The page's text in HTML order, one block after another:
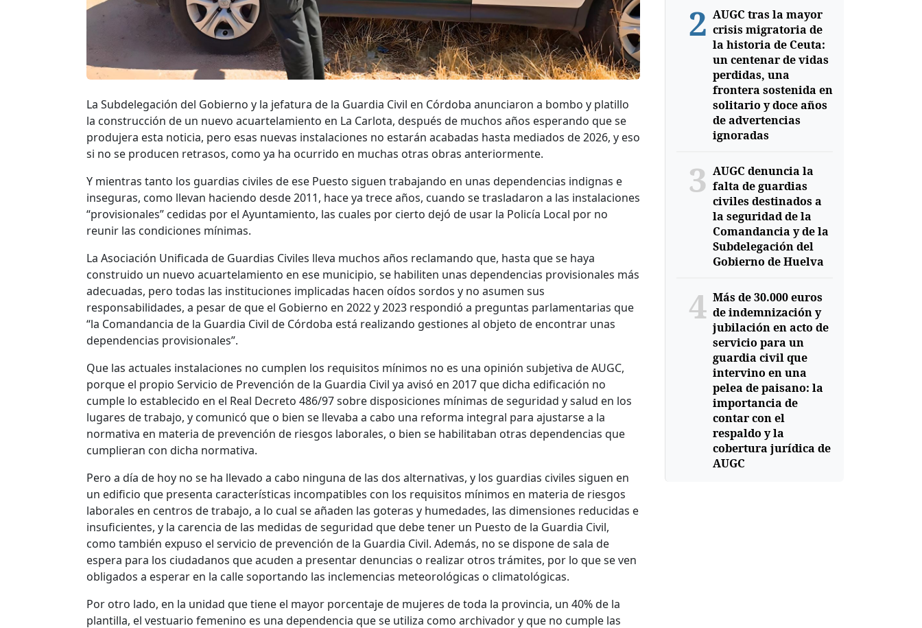
La Subdelegación del Gobierno y la jefatura de la Guardia Civil en Córdoba anunciaron a bombo y platillo
la construcción de un nuevo acuartelamiento en La Carlota, después de muchos años esperando que se
produjera esta noticia, pero esas nuevas instalaciones no estarán acabadas hasta mediados de 2026, y eso
si no se producen retrasos, como ya ha ocurrido en muchas otras obras anteriormente.
Y mientras tanto los guardias civiles de ese Puesto siguen trabajando en unas dependencias indignas e
inseguras, como llevan haciendo desde 2011, hace ya trece años, cuando se trasladaron a las instalaciones
“provisionales” cedidas por el Ayuntamiento, las cuales por cierto dejó de usar la Policía Local por no
reunir las condiciones mínimas.
La Asociación Unificada de Guardias Civiles lleva muchos años reclamando que, hasta que se haya
construido un nuevo acuartelamiento en ese municipio, se habiliten unas dependencias provisionales más
adecuadas, pero todas las instituciones implicadas hacen oídos sordos y no asumen sus
responsabilidades, a pesar de que el Gobierno en 2022 y 2023 respondió a preguntas parlamentarias que
“la Comandancia de la Guardia Civil de Córdoba está realizando gestiones al objeto de encontrar unas
dependencias provisionales”.
Que las actuales instalaciones no cumplen los requisitos mínimos no es una opinión subjetiva de AUGC,
porque el propio Servicio de Prevención de la Guardia Civil ya avisó en 2017 que dicha edificación no
cumple lo establecido en el Real Decreto 486/97 sobre disposiciones mínimas de seguridad y salud en los
lugares de trabajo, y comunicó que o bien se llevaba a cabo una reforma integral para ajustarse a la
normativa en materia de prevención de riesgos laborales, o bien se habilitaban otras dependencias que
cumplieran con dicha normativa.
Pero a día de hoy no se ha llevado a cabo ninguna de las dos alternativas, y los guardias civiles siguen en
un edificio que presenta características incompatibles con los requisitos mínimos en materia de riesgos
laborales en centros de trabajo, a lo cual se añaden las goteras y humedades, las dimensiones reducidas e
insuficientes, y la carencia de las medidas de seguridad que debe tener un Puesto de la Guardia Civil,
como también expuso el servicio de prevención de la Guardia Civil. Además, no se dispone de sala de
espera para los ciudadanos que acuden a presentar denuncias o realizar otros trámites, por lo que se ven
obligados a esperar en la calle soportando las inclemencias meteorológicas o climatológicas.
Por otro lado, en la unidad que tiene el mayor porcentaje de mujeres de toda la provincia, un 40% de la
plantilla, el vestuario femenino es una dependencia que se utiliza como archivador y que no cumple las
2 AUGC tras la mayor
crisis migratoria de
la historia de Ceuta:
un centenar de vidas
perdidas, una
frontera sostenida en
solitario y doce años
de advertencias
ignoradas
3 AUGC denuncia la
falta de guardias
civiles destinados a
la seguridad de la
Comandancia y de la
Subdelegación del
Gobierno de Huelva
4 Más de 30.000 euros
de indemnización y
jubilación en acto de
servicio para un
guardia civil que
intervino en una
pelea de paisano: la
importancia de
contar con el
respaldo y la
cobertura jurídica de
AUGC